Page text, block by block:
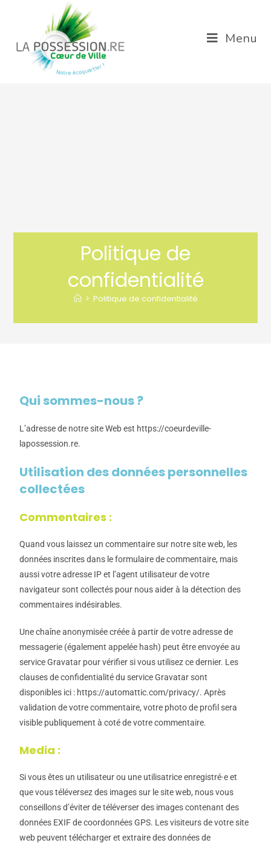
Menu
Politique de
confidentialité
> Politique de confidentialité
Qui sommes-nous ?
L’adresse de notre site Web est https://coeurdeville-
lapossession.re.
Utilisation des données personnelles
collectées
Commentaires :
Quand vous laissez un commentaire sur notre site web, les
données inscrites dans le formulaire de commentaire, mais
aussi votre adresse IP et l’agent utilisateur de votre
navigateur sont collectés pour nous aider à la détection des
commentaires indésirables.
Une chaîne anonymisée créée à partir de votre adresse de
messagerie (également appelée hash) peut être envoyée au
service Gravatar pour vérifier si vous utilisez ce dernier. Les
clauses de confidentialité du service Gravatar sont
disponibles ici : https://automattic.com/privacy/. Après
validation de votre commentaire, votre photo de profil sera
visible publiquement à coté de votre commentaire.
Media :
Si vous êtes un utilisateur ou une utilisatrice enregistré·e et
que vous téléversez des images sur le site web, nous vous
conseillons d’éviter de téléverser des images contenant des
données EXIF de coordonnées GPS. Les visiteurs de votre site
web peuvent télécharger et extraire des données de